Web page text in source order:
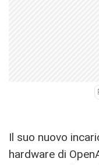
Il suo nuovo
hardware di